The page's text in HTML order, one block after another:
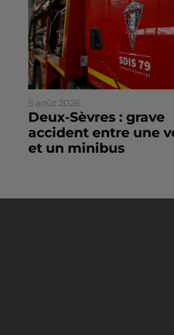
5 août 2026
Deux-Sèvres : grave
accident entre une
et un minibus